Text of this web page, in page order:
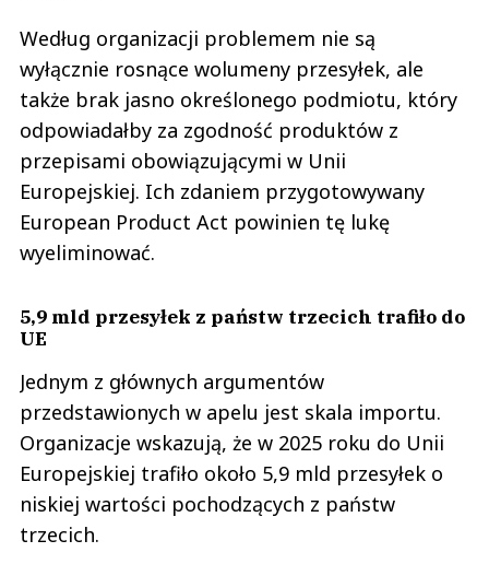
Według organizacji problemem nie są
wyłącznie rosnące wolumeny przesyłek, ale
także brak jasno określonego podmiotu, który
odpowiadałby za zgodność produktów z
przepisami obowiązującymi w Unii
Europejskiej. Ich zdaniem przygotowywany
European Product Act powinien tę lukę
wyeliminować.
5,9 mld przesyłek z państw trzecich trafiło do
UE
Jednym z głównych argumentów
przedstawionych w apelu jest skala importu.
Organizacje wskazują, że w 2025 roku do Unii
Europejskiej trafiło około 5,9 mld przesyłek o
niskiej wartości pochodzących z państw
trzecich.